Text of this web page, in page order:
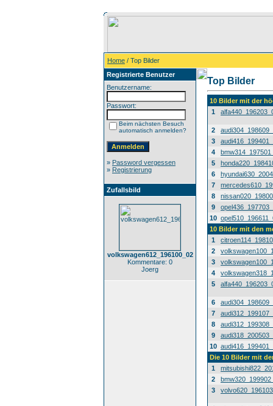
Home / Top Bilder
Registrierte Benutzer
Benutzername:
Passwort:
Beim nächsten Besuch
automatisch anmelden?
» Password vergessen
» Registrierung
Zufallsbild
volkswagen612_196100_02
Kommentare: 0
Joerg
Top Bilder
10 Bilder mit der
1
2
3
4
5
6
7
8
9
10
10 Bilder mit den
1
2
3
4
5
6
7
8
9
10
Die 10 Bilder mit
1
2
3